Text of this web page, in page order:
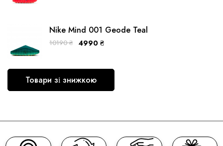
Nike Mind 001 Geode Teal
10190₴ 4990 ₴
Товари зі знижкою